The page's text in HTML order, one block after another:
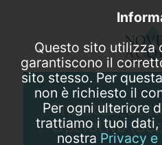
Protetto:
Operativa
Questo sito utilizza
garantiscono il
sito stesso. Per
non è richiesto il
Per ogni ulteriore
trattiamo i tuoi dati,
nostra Privacy